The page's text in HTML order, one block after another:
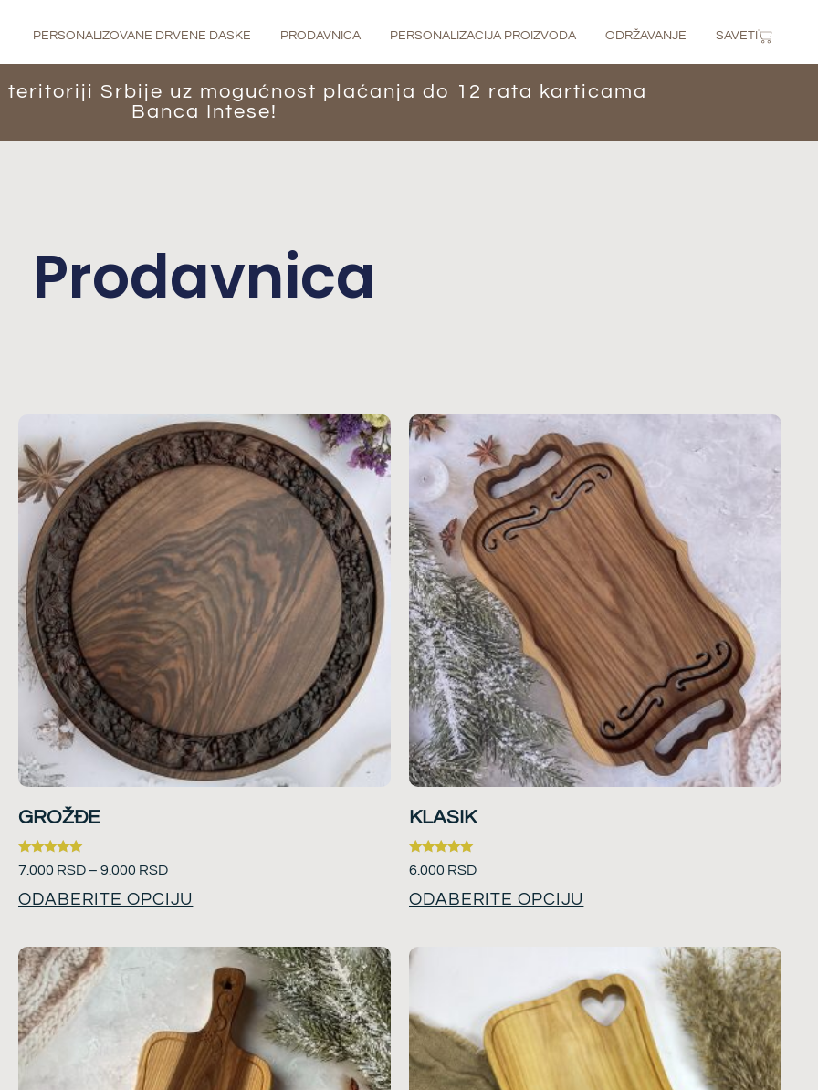
PERSONALIZOVANE DRVENE DASKE PRODAVNICA PERSONALIZACIJA PROIZVODA ODRŽAVANJE SAVETI
teritoriji Srbije uz mogućnost plaćanja do 12 rata karticama
Banca Intese!
Prodavnica
GROŽĐE
Ocenjeno
sa
od 5
7.000 RSD– 9.000 RSD
ODABERITE OPCIJU
KLASIK
Ocenjeno
sa
od 5
6.000 RSD
ODABERITE OPCIJU